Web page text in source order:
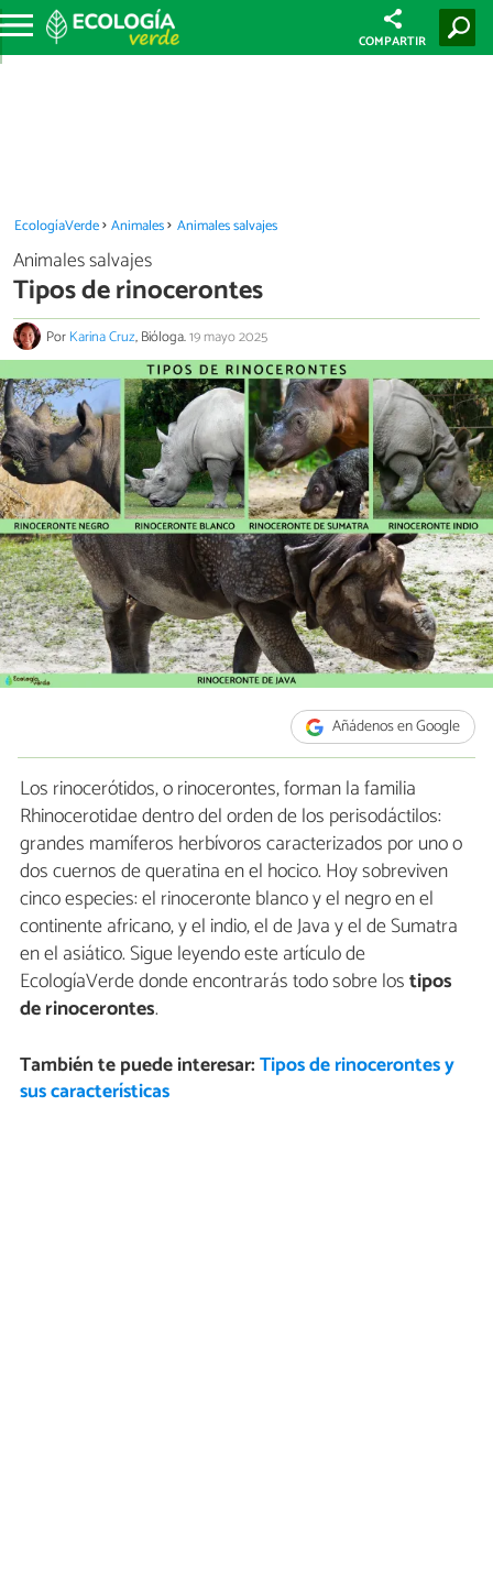
COMPARTIR
EcologíaVerde Animales Animales salvajes
Animales salvajes
Tipos de rinocerontes
PorKarina Cruz, Bióloga.19 mayo 2025
Añádenos en Google
Los rinocerótidos, o rinocerontes, forman la familia
Rhinocerotidae dentro del orden de los perisodáctilos:
grandes mamíferos herbívoros caracterizados por uno o
dos cuernos de queratina en el hocico. Hoy sobreviven
cinco especies: el rinoceronte blanco y el negro en el
continente africano, y el indio, el de Java y el de Sumatra
en el asiático. Sigue leyendo este artículo de
EcologíaVerde donde encontrarás todo sobre lostipos
de rinocerontes.
También te puede interesar:Tipos de rinocerontes y
sus características